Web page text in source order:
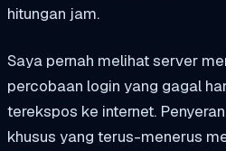
hitungan jam.
Saya pernah melihat server
percobaan login yang gagal
terekspos ke internet.
khusus yang terus-menerus